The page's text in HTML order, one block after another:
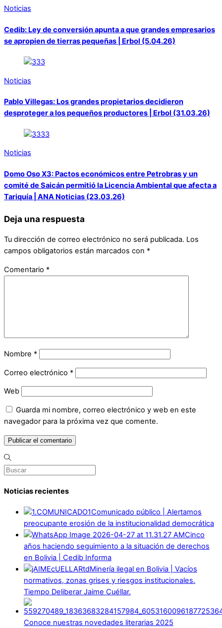
Noticias
Cedib: Ley de conversión apunta a que grandes empresarios
se apropien de tierras pequeñas | Erbol (5.04.26)
Noticias
Pablo Villegas: Los grandes propietarios decidieron
desproteger a los pequeños productores | Erbol (31.03.26)
Noticias
Domo Oso X3: Pactos económicos entre Petrobras y un
comité de Saicán permitió la Licencia Ambiental que afecta a
Tariquía | ANA Noticias (23.03.26)
Deja una respuesta
Tu dirección de correo electrónico no será publicada. Los
campos obligatorios están marcados con *
Comentario *
Nombre *
Correo electrónico *
Web
Guarda mi nombre, correo electrónico y web en este
navegador para la próxima vez que comente.
Noticias recientes
Comunicado público | Alertamos
preocupante erosión de la institucionalidad democrática
Cinco
años haciendo seguimiento a la situación de derechos
en Bolivia | Cedib Informa
Minería ilegal en Bolivia | Vacíos
normativos, zonas grises y riesgos institucionales.
Tiempo Deliberar Jaime Cuéllar.
Conoce nuestras novedades literarias 2025